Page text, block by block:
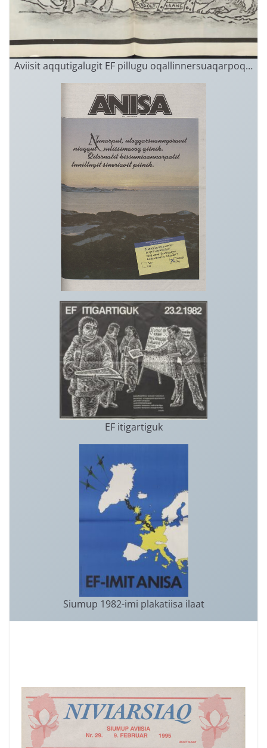
Aviisit aqqutigalugit EF pillugu oqallinnersuaqarpoq…
EF itigartiguk
Siumup 1982-imi plakatiisa ilaat